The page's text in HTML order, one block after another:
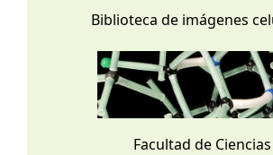
Biblioteca de imágenes
Facultad de Ciencias